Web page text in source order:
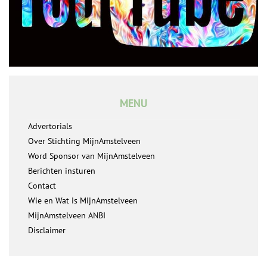
MENU
Advertorials
Over Stichting MijnAmstelveen
Word Sponsor van MijnAmstelveen
Berichten insturen
Contact
Wie en Wat is MijnAmstelveen
MijnAmstelveen ANBI
Disclaimer